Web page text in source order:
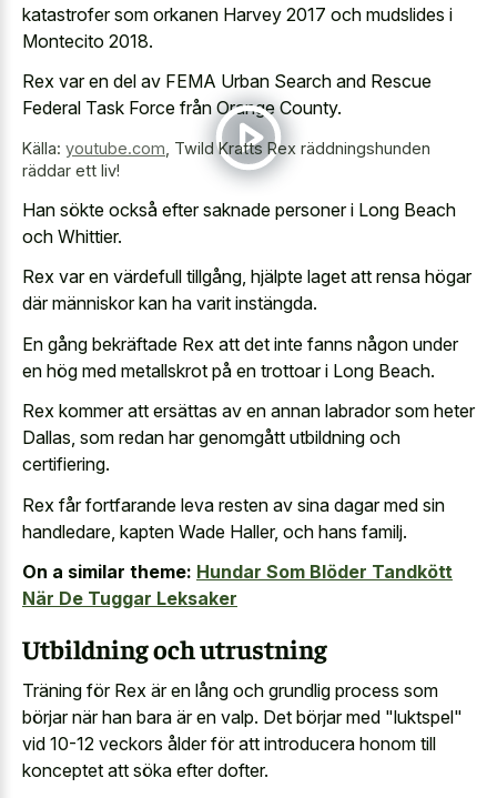
katastrofer som orkanen Harvey 2017 och mudslides i
Montecito 2018.
Rex var en del av FEMA Urban Search and Rescue
Federal Task Force från Orange County.
Källa: youtube.com Twild Kratts Rex räddningshunden
räddar ett liv!
Han sökte också efter saknade personer i Long Beach
och Whittier.
Rex var en värdefull tillgång, hjälpte laget att rensa högar
där människor kan ha varit instängda.
En gång bekräftade Rex att det inte fanns någon under
en hög med metallskrot på en trottoar i Long Beach.
Rex kommer att ersättas av en annan labrador som heter
Dallas, som redan har genomgått utbildning och
certifiering.
Rex får fortfarande leva resten av sina dagar med sin
handledare, kapten Wade Haller, och hans familj.
On a similar theme: Hundar Som Blöder Tandkött
När De Tuggar Leksaker
Utbildning och utrustning
Träning för Rex är en lång och grundlig process som
börjar när han bara är en valp. Det börjar med "luktspel"
vid 10-12 veckors ålder för att introducera honom till
konceptet att söka efter dofter.